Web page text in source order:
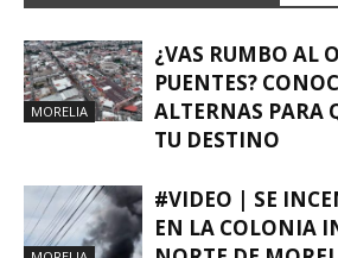
MORELIA
¿VAS RUMBO AL
PUENTES?
ALTERNAS PARA
TU DESTINO
#VIDEO | SE
EN LA COLONIA